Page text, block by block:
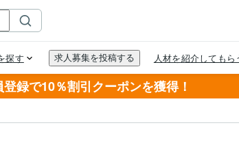
登録で10％割引クーポンを獲得！